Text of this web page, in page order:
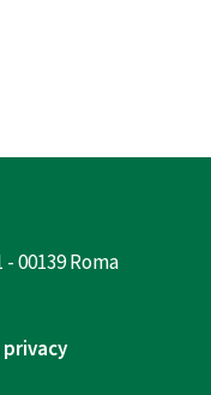
00139 Roma